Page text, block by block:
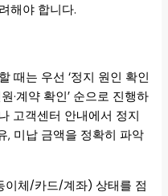
해야 합니다.
때는 우선 ‘정지 원인 확인
계약 확인’ 순으로 진행하
고객센터 안내에서 정지
미납 금액을 정확히 파악
이체/카드/계좌) 상태를 점